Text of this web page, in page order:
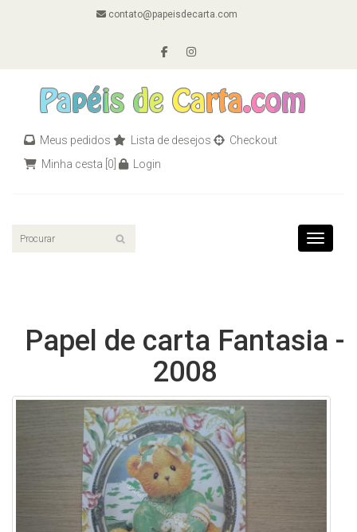
contato@papeisdecarta.com
Meus pedidos Lista de desejos
Checkout
Minha cesta [0] Login
Toggle
Papel de carta Fantasia -
2008